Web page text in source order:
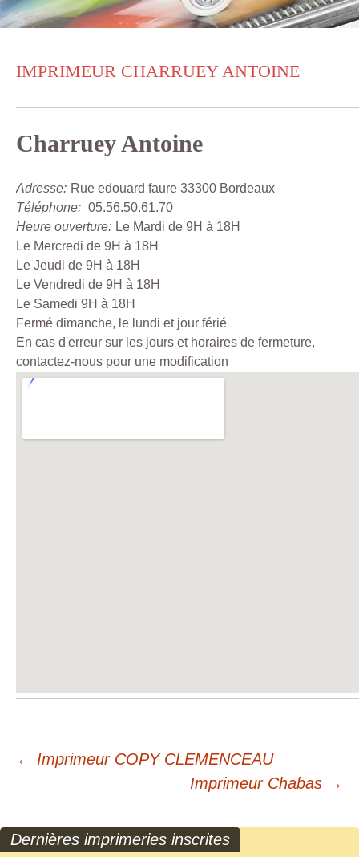
IMPRIMEUR CHARRUEY ANTOINE
Charruey Antoine
Adresse: Rue edouard faure 33300 Bordeaux
Téléphone: 05.56.50.61.70
Heure ouverture: Le Mardi de 9H à 18H
Le Mercredi de 9H à 18H
Le Jeudi de 9H à 18H
Le Vendredi de 9H à 18H
Le Samedi 9H à 18H
Fermé dimanche, le lundi et jour férié
En cas d'erreur sur les jours et horaires de fermeture,
contactez-nous pour une modification
Navigation
articles
← Imprimeur COPY CLEMENCEAU
Imprimeur Chabas →
Dernières imprimeries inscrites